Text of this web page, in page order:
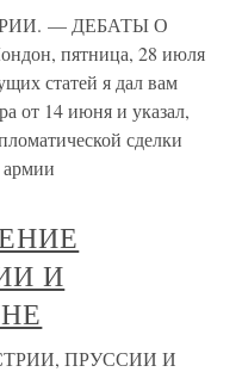
— ДЕБАТЫ О
пятница, 28 июля
статей я дал вам
от 14 июня и указал,
сделки
армии
И
ПРУССИИ И